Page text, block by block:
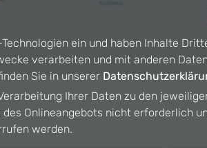
ein und haben Inhalte
verarbeiten und mit anderen
Sie in unserer
Ihrer Daten zu den
Onlineangebots nicht erforderlich
werden.